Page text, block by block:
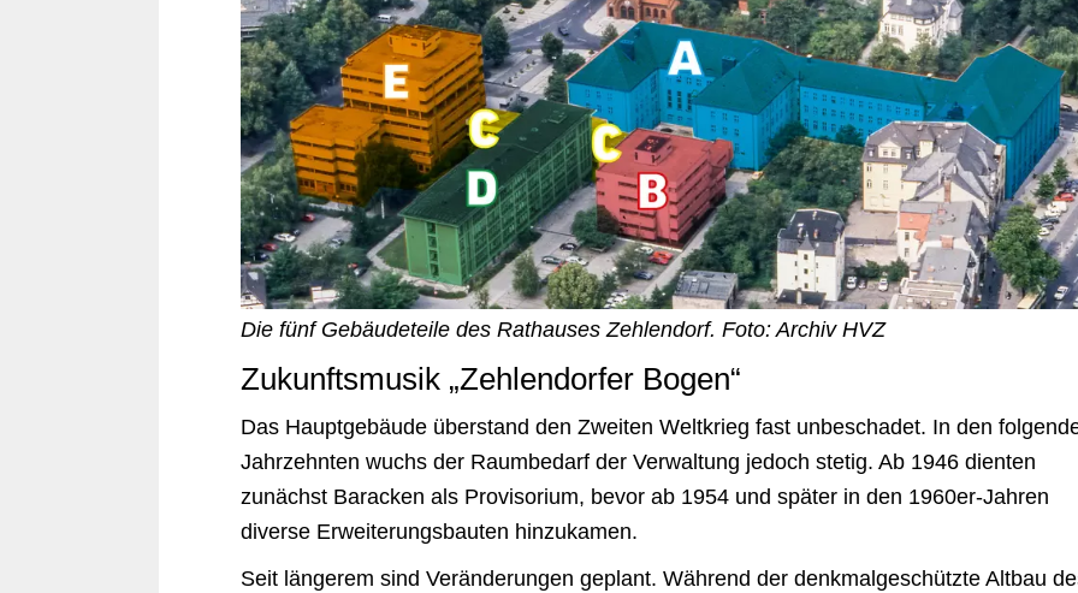
Die fünf Gebäudeteile des Rathauses Zehlendorf. Foto: Archiv HVZ
Zukunftsmusik „Zehlendorfer Bogen“
Das Hauptgebäude überstand den Zweiten Weltkrieg fast unbeschadet. In den
Jahrzehnten wuchs der Raumbedarf der Verwaltung jedoch stetig. Ab 1946 dienten
zunächst Baracken als Provisorium, bevor ab 1954 und später in den 1960er-Jahren
diverse Erweiterungsbauten hinzukamen.
Seit längerem sind Veränderungen geplant. Während der denkmalgeschützte Altbau